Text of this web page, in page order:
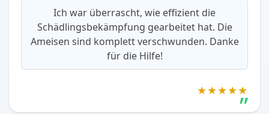
Ich war überrascht, wie effizient die
Schädlingsbekämpfung gearbeitet hat. Die
Ameisen sind komplett verschwunden. Danke
für die Hilfe!
★★★★★